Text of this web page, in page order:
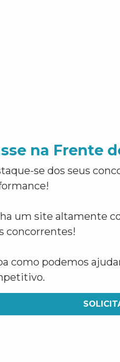
na Frente
se dos seus
um site altamente
concorrentes!
como podemos